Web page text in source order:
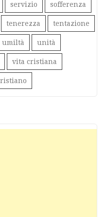
servizio sofferenza
tenerezza tentazione
umiltà unità
vita cristiana